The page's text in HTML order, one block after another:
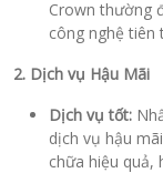
Crown thường
công nghệ tiên
2. Dịch vụ Hậu Mãi
Dịch vụ tốt:
dịch vụ hậu
chữa hiệu quả,